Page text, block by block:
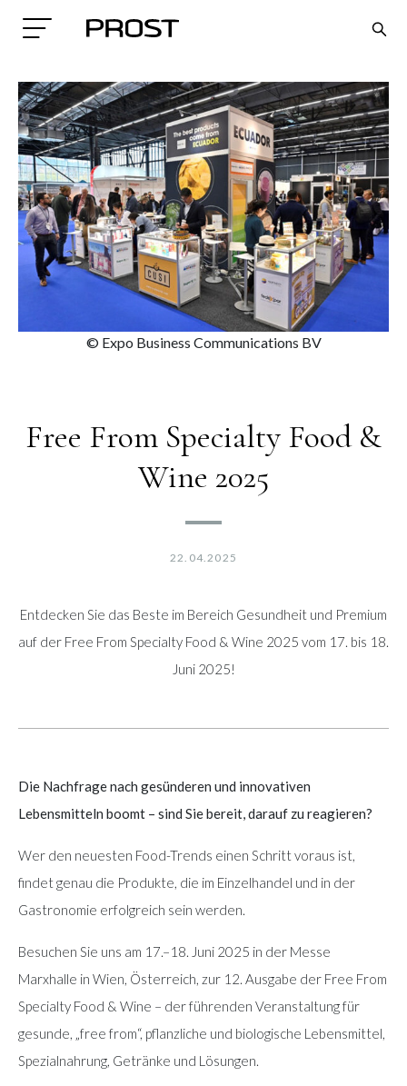
Search
© Expo Business Communications BV
Free From Specialty Food &
Wine 2025
22.04.2025
Entdecken Sie das Beste im Bereich Gesundheit und Premium
auf der Free From Specialty Food & Wine 2025 vom 17. bis 18.
Juni 2025!
Die Nachfrage nach gesünderen und innovativen
Lebensmitteln boomt – sind Sie bereit, darauf zu reagieren?
Wer den neuesten Food-Trends einen Schritt voraus ist,
findet genau die Produkte, die im Einzelhandel und in der
Gastronomie erfolgreich sein werden.
Besuchen Sie uns am 17.–18. Juni 2025 in der Messe
Marxhalle in Wien, Österreich, zur 12. Ausgabe der Free From
Specialty Food & Wine – der führenden Veranstaltung für
gesunde, „free from“, pflanzliche und biologische Lebensmittel,
Spezialnahrung, Getränke und Lösungen.